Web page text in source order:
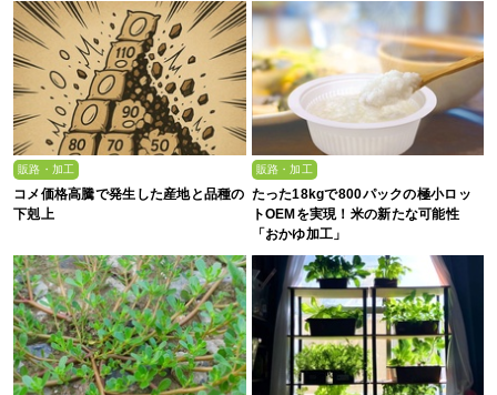
販路・加工
コメ価格高騰で発生した産地と品種の
下剋上
販路・加工
たった18kgで800パックの極小ロッ
トOEMを実現！米の新たな可能性
「おかゆ加工」